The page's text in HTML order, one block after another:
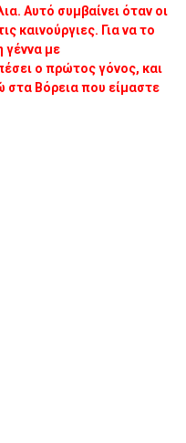
Αυτό συμβαίνει όταν οι
καινούργιες. Για να το
γέννα με
ο πρώτος γόνος, και
στα Βόρεια που είμαστε